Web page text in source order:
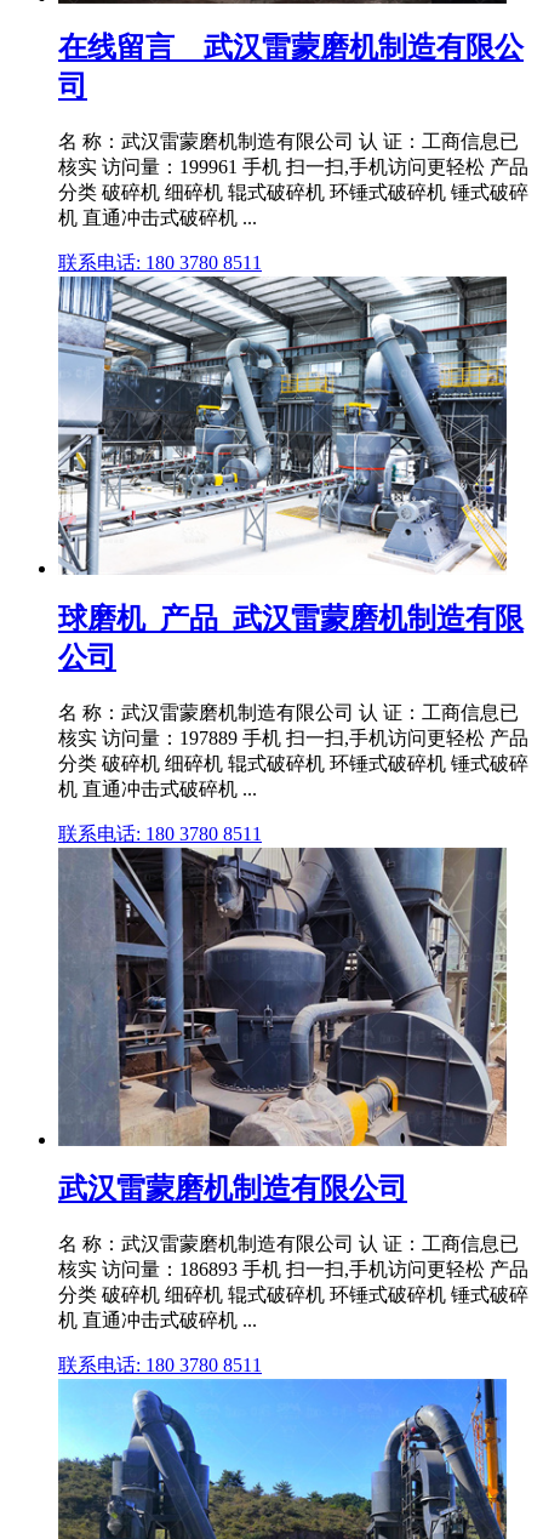
在线留言__武汉雷蒙磨机制造有限公
司
名 称：武汉雷蒙磨机制造有限公司 认 证：工商信息已
核实 访问量：199961 手机 扫一扫,手机访问更轻松 产品
分类 破碎机 细碎机 辊式破碎机 环锤式破碎机 锤式破碎
机 直通冲击式破碎机 ...
联系电话: 180 3780 8511
球磨机_产品_武汉雷蒙磨机制造有限
公司
名 称：武汉雷蒙磨机制造有限公司 认 证：工商信息已
核实 访问量：197889 手机 扫一扫,手机访问更轻松 产品
分类 破碎机 细碎机 辊式破碎机 环锤式破碎机 锤式破碎
机 直通冲击式破碎机 ...
联系电话: 180 3780 8511
武汉雷蒙磨机制造有限公司
名 称：武汉雷蒙磨机制造有限公司 认 证：工商信息已
核实 访问量：186893 手机 扫一扫,手机访问更轻松 产品
分类 破碎机 细碎机 辊式破碎机 环锤式破碎机 锤式破碎
机 直通冲击式破碎机 ...
联系电话: 180 3780 8511